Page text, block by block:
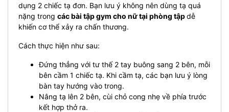
dụng 2 chiếc tạ đơn. Bạn lưu ý không nên dùng tạ quá
nặng trong các bài tập gym cho nữ tại phòng tậpdễ
khiến cơ thể xảy ra chấn thương.
Cách thực hiện như sau:
Đứng thẳng với tư thế 2 tay buông sang 2 bên, mỗi
bên cầm 1 chiếc tạ. Khi cầm tạ, các bạn lưu ý lòng
bàn tay hướng vào trong.
Nâng tạ lên 2 bên, cùi chỏ cong nhẹ về phía trước
kết hợp thở ra.